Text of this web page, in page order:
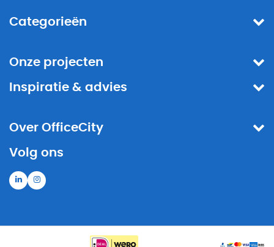
Categorieën
Onze projecten
Inspiratie & advies
Over OfficeCity
Volg ons